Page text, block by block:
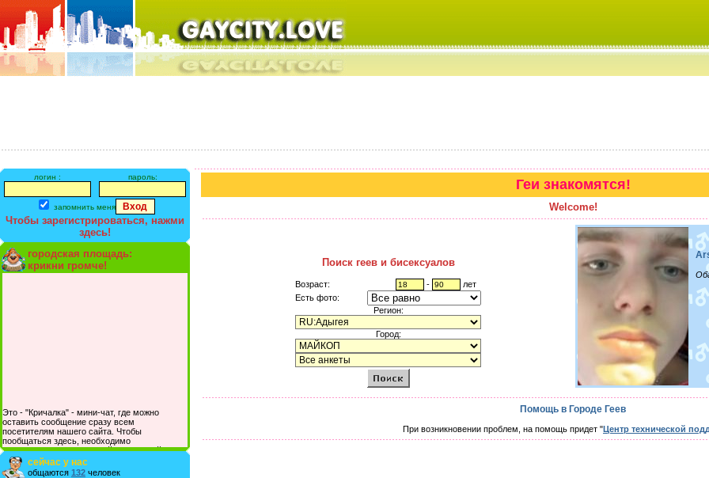
логин : пароль:
запомнить меня
Чтобы зарегистрироваться, нажми
здесь!
городская площадь:
крикни громче!
Это - "Кричалка" - мини-чат, где можно
оставить сообщение сразу всем
посетителям нашего сайта. Чтобы
пообщаться здесь, необходимо
зарегистрироваться на сайте и/или войти со
своими логином и паролем.
сейчас у нас
общаются 132 человек
Геи знакомятся!
Welcome!
Поиск геев и бисексуалов
Возраст: -
лет
Есть фото:
Регион:
Город:
Помощь в Городе Геев
При возникновении проблем, на помощь придет "Центр технической